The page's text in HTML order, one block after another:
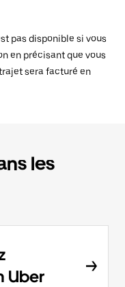
pas disponible si vous
en précisant que vous
sera facturé en
les
Uber